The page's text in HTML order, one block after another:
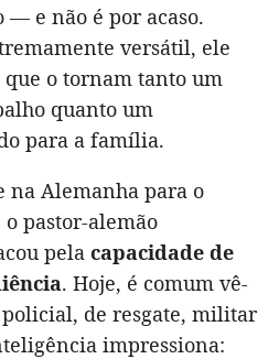
— e não é por acaso.
versátil, ele
o tornam tanto um
quanto um
para a família.
na Alemanha para o
pastor-alemão
pela capacidade de
. Hoje, é comum vê-
de resgate, militar
impressiona: